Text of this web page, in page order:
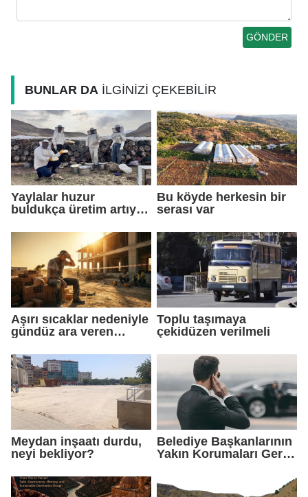
BUNLAR DA İLGİNİZİ ÇEKEBİLİR
Yaylalar huzur
buldukça üretim artıyor,
sahipleniyor
Bu köyde herkesin bir
serası var
Aşırı sıcaklar nedeniyle
gündüz ara veren
başladı
Toplu taşımaya
çekidüzen verilmeli
Meydan inşaatı durdu,
neyi bekliyor?
Belediye Başkanlarının
Yakın Korumaları Geri